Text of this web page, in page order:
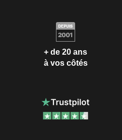
+ de 20 ans
à vos côtés